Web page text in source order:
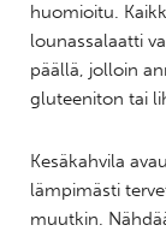
huomioitu.
lounassalaatti
päällä, jolloin
gluteeniton tai
Kesäkahvila
lämpimästi
muutkin.